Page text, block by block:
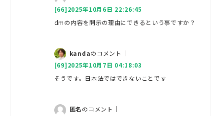
[66]2025年10月6日 22:26:45
dmの内容を開示の理由にできるという事ですか？
kandaのコメント｜
[69]2025年10月7日 04:18:03
そうです。日本法ではできないことです
匿名のコメント｜